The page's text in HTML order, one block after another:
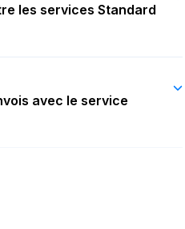
les services Standard
avec le service